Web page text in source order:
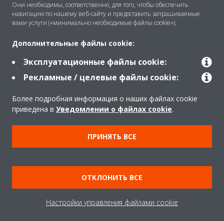
Решения
Помощь
Продукты
Copyright © Daikin
Правила
Использование cookie
Конфиденциальность данных
Корпоративная этика
Data Act
Они необходимы, соответственно, для того, чтобы обеспечить
навигацию по нашему веб-сайту и предоставить запрашиваемые
вами услуги («минимально необходимые файлы cookie»).
Дополнительные файлы cookie:
Эксплуатационные файлы cookie:
Рекламные / целевые файлы cookie:
Более подробная информация о наших файлах cookie
приведена в Уведомлении о файлах cookie.
ПРИНЯТЬ ВСЕ
ОТКЛОНИТЬ ВСЕ
Настройки управления файлами cookie